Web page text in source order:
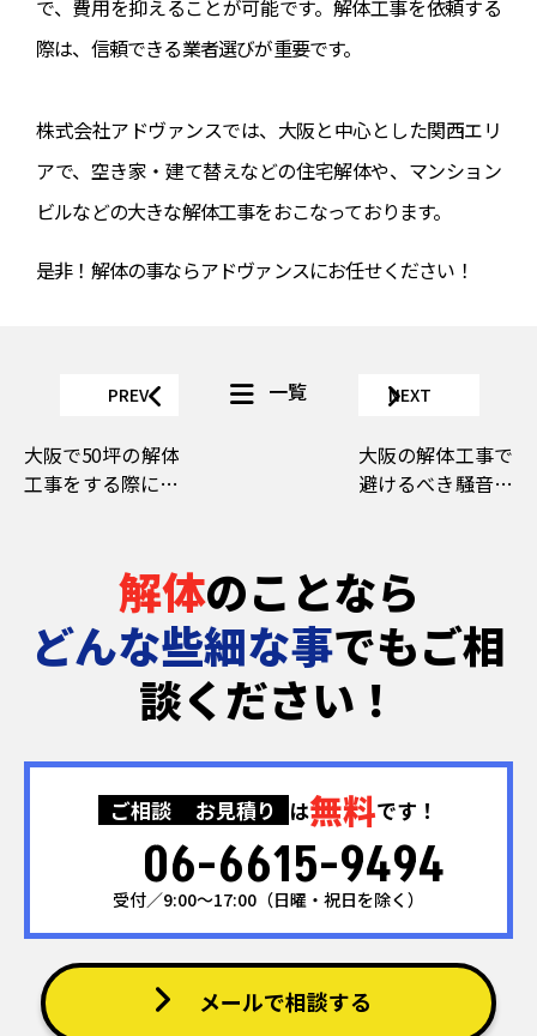
で、費用を抑えることが可能です。解体工事を依頼する
際は、信頼できる業者選びが重要です。
株式会社アドヴァンスでは、大阪と中心とした関西エリ
アで、空き家・建て替えなどの住宅解体や、マンション
ビルなどの大きな解体工事をおこなっております。
是非！解体の事ならアドヴァンスにお任せください！
PREV
大阪で50坪の解体
工事をする際に知
一覧 NEXT
大阪の解体工事で
避けるべき騒音・
解体のことなら
どんな些細な事でもご相
談ください！
ご相談 お見積り は無料です！
06-6615-9494
受付／9:00～17:00（日曜・祝日を除く）
メールで相談する